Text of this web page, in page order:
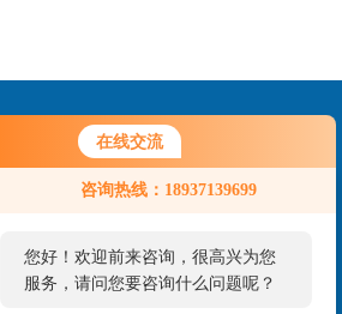
在线交流
咨询热线：18937139699
您好！欢迎前来咨询，很高兴为您
服务，请问您要咨询什么问题呢？
您好，看您停留很久了，是否找到
了需求产品，您可以直接在线与我
联系我们